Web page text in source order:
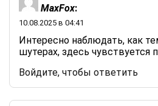
MaxFox:
10.08.2025 в 04:41
Интересно наблюдать, как
шутерах, здесь чувствуется
Войдите, чтобы ответить